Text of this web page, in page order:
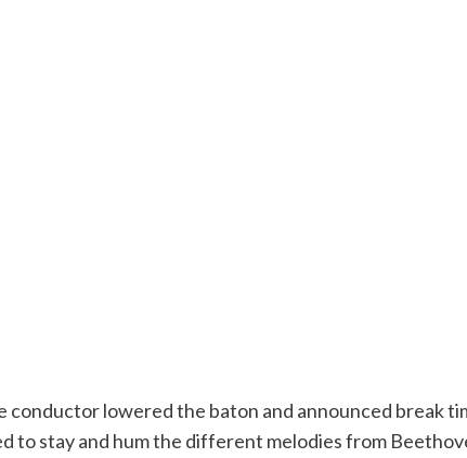
lowered the baton and announced break
to stay and hum the different melodies from